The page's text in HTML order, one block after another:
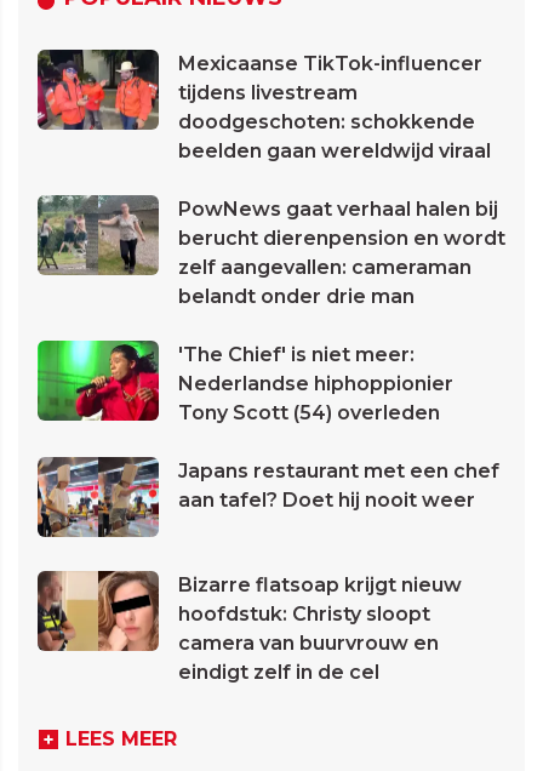
Mexicaanse TikTok-influencer
tijdens livestream
doodgeschoten: schokkende
beelden gaan wereldwijd viraal
PowNews gaat verhaal halen bij
berucht dierenpension en wordt
zelf aangevallen: cameraman
belandt onder drie man
'The Chief' is niet meer:
Nederlandse hiphoppionier
Tony Scott (54) overleden
Japans restaurant met een chef
aan tafel? Doet hij nooit weer
Bizarre flatsoap krijgt nieuw
hoofdstuk: Christy sloopt
camera van buurvrouw en
eindigt zelf in de cel
LEES MEER